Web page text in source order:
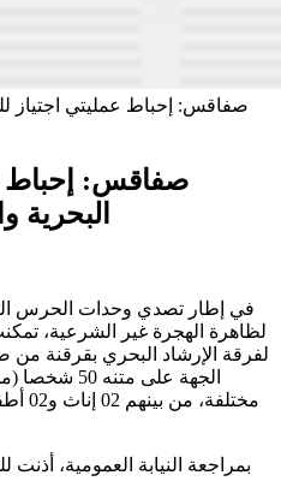
صفاقس: إحباط
البحرية
في إطار تصدي وحدات الحرس
لفرقة الإرشاد البحري
الجهة على
بمراجعة النيابة العمومية، أذنت